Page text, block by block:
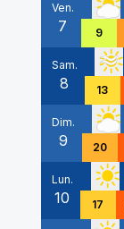
Ven.
7 9
Sam.
8 13
Dim.
9 20
Lun.
10 17